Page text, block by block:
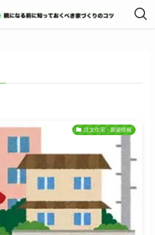
注文住宅・新築情報